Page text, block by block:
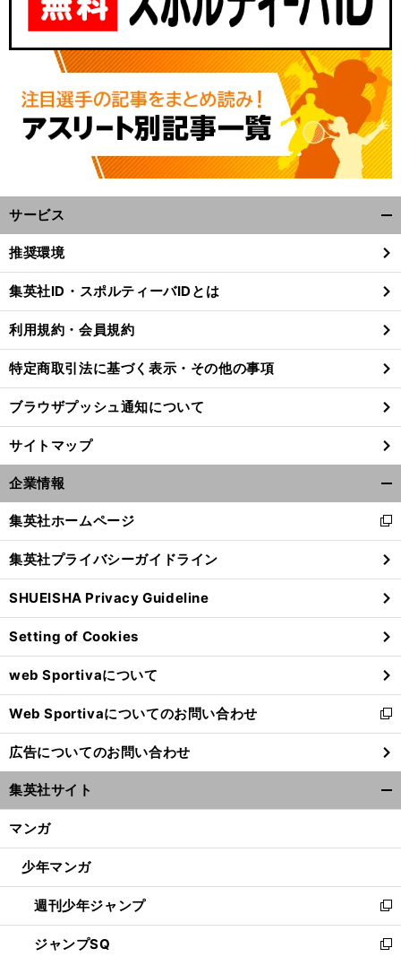
。
前
サービス
閉
る
推奨環境
集英社ID・スポルティーバIDとは
利用規約・会員規約
特定商取引法に基づく表示・その他の事項
ブラウザプッシュ通知について
サイトマップ
企業情報
閉
る
集英社ホームページ
新
し
い
ウ
ィ
ン
ド
ウ
で
開
く
集英社プライバシーガイドライン
SHUEISHA Privacy Guideline
Setting of Cookies
web Sportivaについて
Web Sportivaについてのお問い合わせ
新
し
い
ウ
ィ
ン
ウ
開
く
広告についてのお問い合わせ
集英社サイト
マンガ
少年マンガ
週刊少年ジャンプ
新
し
い
ジャンプSQ
新